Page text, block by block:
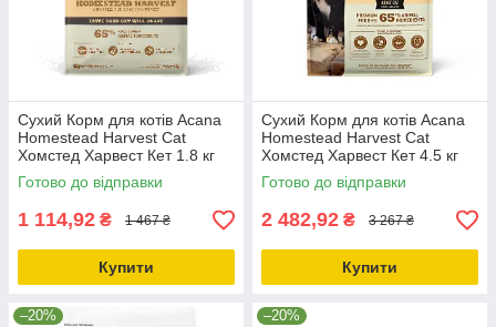
Сухий Корм для котів Acana
Homestead Harvest Cat
Хомстед Харвест Кет 1.8 кг
(a71436)
Готово до відправки
1 114,92 ₴ 1 467 ₴
Купити
Сухий Корм для котів Acana
Homestead Harvest Cat
Хомстед Харвест Кет 4.5 кг
(a71437)
Готово до відправки
2 482,92 ₴ 3 267 ₴
Купити
–20% –20%